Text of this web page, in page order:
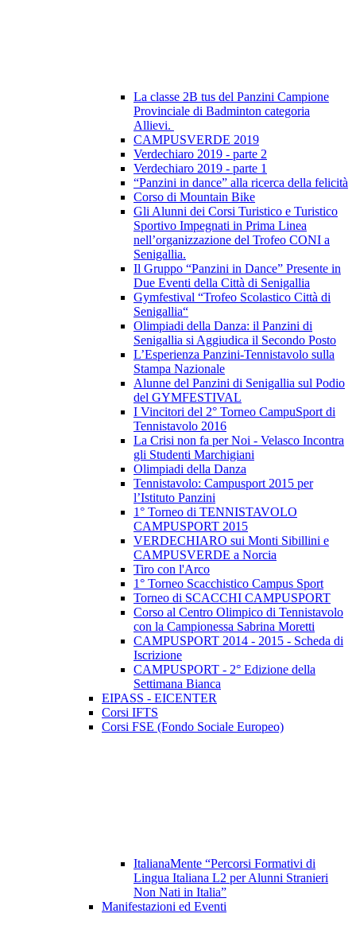
La classe 2B tus del Panzini Campione
Provinciale di Badminton categoria
Allievi.
CAMPUSVERDE 2019
Verdechiaro 2019 - parte 2
Verdechiaro 2019 - parte 1
“Panzini in dance” alla ricerca della felicità
Corso di Mountain Bike
Gli Alunni dei Corsi Turistico e Turistico
Sportivo Impegnati in Prima Linea
nell’organizzazione del Trofeo CONI a
Senigallia.
Il Gruppo “Panzini in Dance” Presente in
Due Eventi della Città di Senigallia
Gymfestival “Trofeo Scolastico Città di
Senigallia“
Olimpiadi della Danza: il Panzini di
Senigallia si Aggiudica il Secondo Posto
L’Esperienza Panzini-Tennistavolo sulla
Stampa Nazionale
Alunne del Panzini di Senigallia sul Podio
del GYMFESTIVAL
I Vincitori del 2° Torneo CampuSport di
Tennistavolo 2016
La Crisi non fa per Noi - Velasco Incontra
gli Studenti Marchigiani
Olimpiadi della Danza
Tennistavolo: Campusport 2015 per
l’Istituto Panzini
1° Torneo di TENNISTAVOLO
CAMPUSPORT 2015
VERDECHIARO sui Monti Sibillini e
CAMPUSVERDE a Norcia
Tiro con l'Arco
1° Torneo Scacchistico Campus Sport
Torneo di SCACCHI CAMPUSPORT
Corso al Centro Olimpico di Tennistavolo
con la Campionessa Sabrina Moretti
CAMPUSPORT 2014 - 2015 - Scheda di
Iscrizione
CAMPUSPORT - 2° Edizione della
Settimana Bianca
EIPASS - EICENTER
Corsi IFTS
Corsi FSE (Fondo Sociale Europeo)
ItalianaMente “Percorsi Formativi di
Lingua Italiana L2 per Alunni Stranieri
Non Nati in Italia”
Manifestazioni ed Eventi